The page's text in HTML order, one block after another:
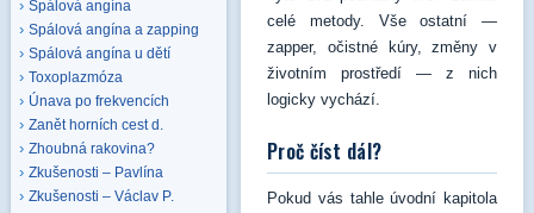
Spálová angína
Spálová angína a zapping
Spálová angína u dětí
Toxoplazmóza
Únava po frekvencích
Zanět horních cest d.
Zhoubná rakovina?
Zkušenosti – Pavlína
Zkušenosti – Václav P.
celé metody. Vše ostatní —
zapper, očistné kúry, změny v
životním prostředí — z nich
logicky vychází.
Proč číst dál?
Pokud vás tahle úvodní kapitola